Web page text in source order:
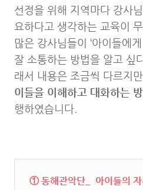
선정을 위해 지역마다 강사
요하다고 생각하는 교육이
많은 강사님들이 ‘아이들에
잘 소통하는 방법을 알고 싶
래서 내용은 조금씩 다르지
이들을 이해하고 대화하는
행하였습니다.
① 동해관악단_ 아이들의 자